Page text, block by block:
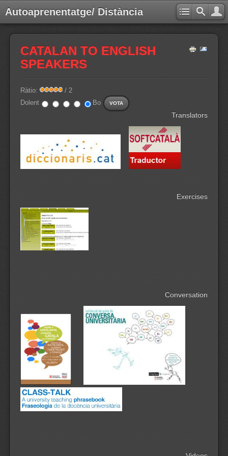
Autoaprenentatge/ Distància
CATALAN TO ENGLISH
SPEAKERS
Ràtio:
/ 2
Dolent
Bo
Translators
Exercises
Conversation